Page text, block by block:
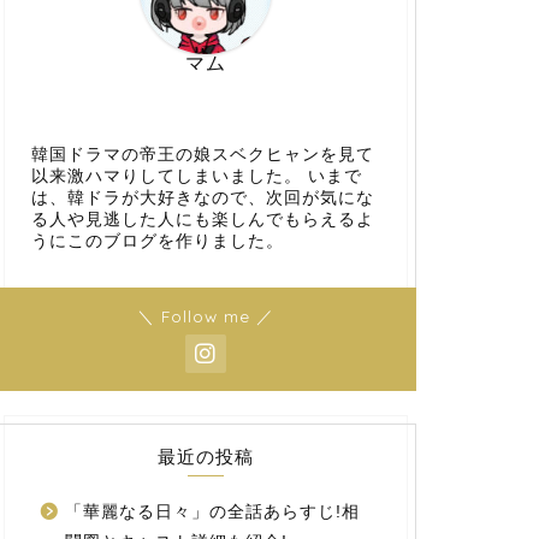
マム
韓国ドラマの帝王の娘スベクヒャンを見て
以来激ハマりしてしまいました。 いまで
は、韓ドラが大好きなので、次回が気にな
る人や見逃した人にも楽しんでもらえるよ
うにこのブログを作りました。
＼ Follow me ／
最近の投稿
「華麗なる日々」の全話あらすじ!相